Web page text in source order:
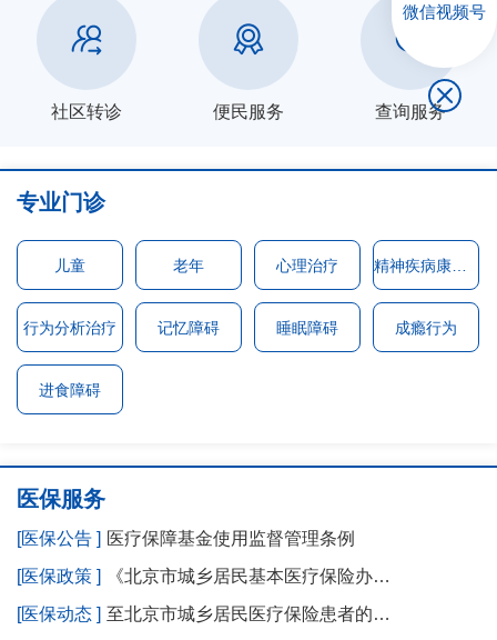
社区转诊 便民服务 查询服务
专业门诊
儿童 老年 心理治疗 精神疾病康复咨询
行为分析治疗 记忆障碍 睡眠障碍 成瘾行为
进食障碍
医保服务
[医保公告 ] 医疗保障基金使用监督管理条例
[医保政策 ]
《北京市城乡居民基本医疗保险办…
[医保动态 ] 至北京市城乡居民医疗保险患者的…
微信视频号